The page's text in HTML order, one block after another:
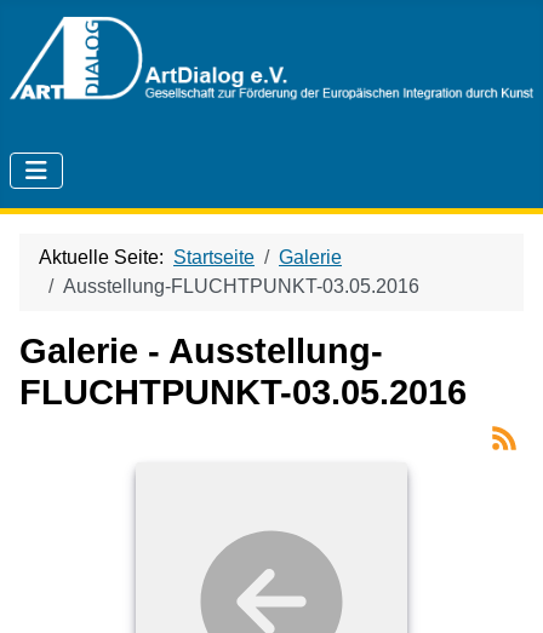
Aktuelle Seite: Startseite
Galerie
Ausstellung-FLUCHTPUNKT-03.05.2016
Galerie - Ausstellung-
FLUCHTPUNKT-03.05.2016